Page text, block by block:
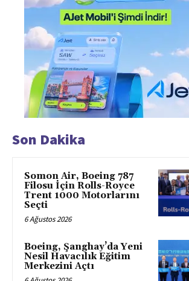
Son Dakika
Somon Air, Boeing 787
Filosu İçin Rolls-Royce
Trent 1000 Motorlarını
Seçti
6 Ağustos 2026
Boeing, Şanghay’da Yeni
Nesil Havacılık Eğitim
Merkezini Açtı